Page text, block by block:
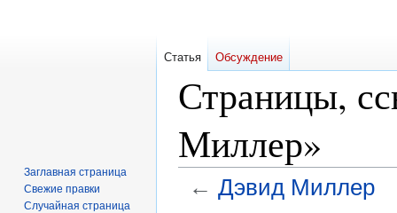
Страницы,
Миллер»
← Дэвид Миллер
Статья Обсуждение
Заглавная страница
Свежие правки
Случайная страница